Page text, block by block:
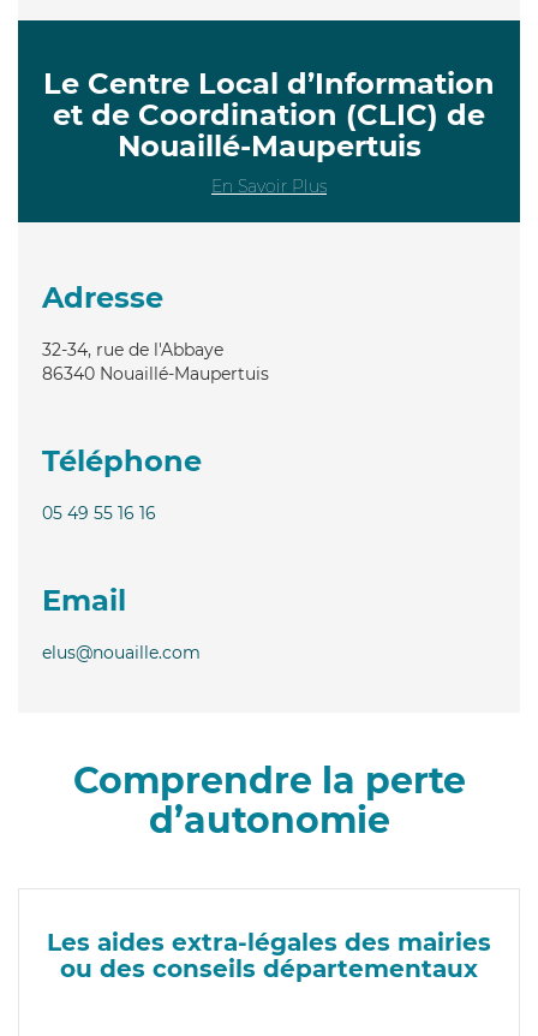
Le Centre Local d’Information
et de Coordination (CLIC) de
Nouaillé-Maupertuis
En Savoir Plus
Adresse
32-34, rue de l'Abbaye
86340 Nouaillé-Maupertuis
Téléphone
05 49 55 16 16
Email
elus@nouaille.com
Comprendre la perte
d’autonomie
Les aides extra-légales des mairies
ou des conseils départementaux